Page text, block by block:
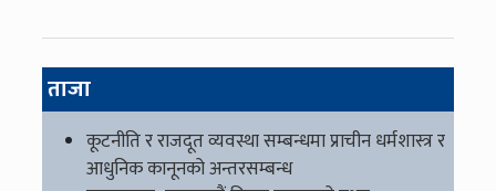
ताजा
कूटनीति र राजदूत व्यवस्था सम्बन्धमा प्राचीन धर्मशास्त्र र
आधुनिक कानूनको अन्तरसम्बन्ध